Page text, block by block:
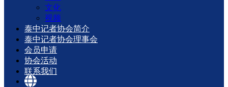
文化
视频
泰中记者协会简介
泰中记者协会理事会
会员申请
协会活动
联系我们